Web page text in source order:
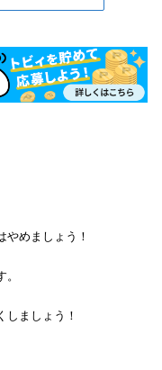
やめましょう！
しましょう！